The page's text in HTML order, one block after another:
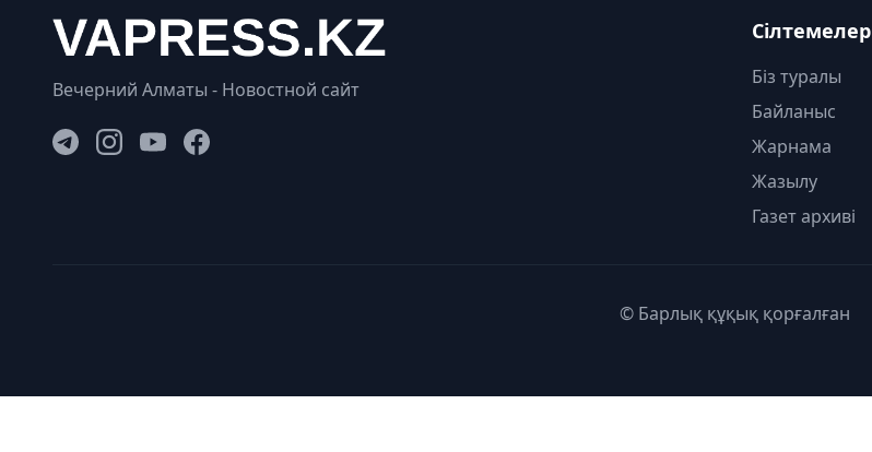
Вечерний Алматы - Новостной сайт
Сілтемелер
Біз туралы
Байланыс
Жарнама
Жазылу
Газет архиві
© Барлық құқық қорғалған